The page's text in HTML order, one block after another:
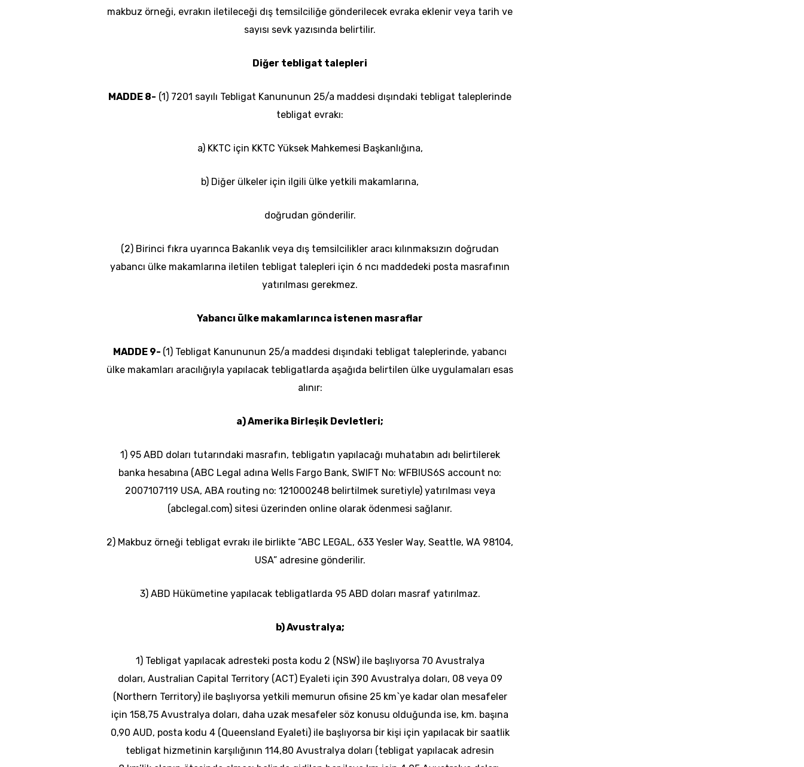
makbuz örneği, evrakın iletileceği dış temsilciliğe gönderilecek evraka eklenir veya tarih ve
sayısı sevk yazısında belirtilir.
Diğer tebligat talepleri
MADDE 8- (1) 7201 sayılı Tebligat Kanununun 25/a maddesi dışındaki tebligat taleplerinde
tebligat evrakı:
a) KKTC için KKTC Yüksek Mahkemesi Başkanlığına,
b) Diğer ülkeler için ilgili ülke yetkili makamlarına,
doğrudan gönderilir.
(2) Birinci fıkra uyarınca Bakanlık veya dış temsilcilikler aracı kılınmaksızın doğrudan
yabancı ülke makamlarına iletilen tebligat talepleri için 6 ncı maddedeki posta masrafının
yatırılması gerekmez.
Yabancı ülke makamlarınca istenen masraflar
MADDE 9- (1) Tebligat Kanununun 25/a maddesi dışındaki tebligat taleplerinde, yabancı
ülke makamları aracılığıyla yapılacak tebligatlarda aşağıda belirtilen ülke uygulamaları esas
alınır:
a) Amerika Birleşik Devletleri;
1) 95 ABD doları tutarındaki masrafın, tebligatın yapılacağı muhatabın adı belirtilerek
banka hesabına (ABC Legal adına Wells Fargo Bank, SWIFT No: WFBIUS6S account no:
2007107119 USA, ABA routing no: 121000248 belirtilmek suretiyle) yatırılması veya
(abclegal.com) sitesi üzerinden online olarak ödenmesi sağlanır.
2) Makbuz örneği tebligat evrakı ile birlikte “ABC LEGAL, 633 Yesler Way, Seattle, WA 98104,
USA” adresine gönderilir.
3) ABD Hükümetine yapılacak tebligatlarda 95 ABD doları masraf yatırılmaz.
b) Avustralya;
1) Tebligat yapılacak adresteki posta kodu 2 (NSW) ile başlıyorsa 70 Avustralya
doları, Australian Capital Territory(ACT) Eyaleti için 390 Avustralya doları, 08 veya 09
(Northern Territory) ile başlıyorsa yetkili memurun ofisine 25 km`yekadar olan mesafeler
için 158,75 Avustralya doları, daha uzak mesafeler söz konusu olduğunda ise, km. başına
0,90 AUD, posta kodu 4 (Queensland Eyaleti) ile başlıyorsa bir kişi için yapılacak bir saatlik
tebligat hizmetinin karşılığının 114,80 Avustralya doları (tebligat yapılacak adresin